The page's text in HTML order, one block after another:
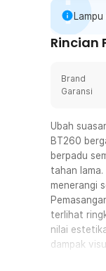
Rincian
Brand
Garansi
Ubah
BT260
berpadu
tahan
menerangi
terlihat
nilai
dampak